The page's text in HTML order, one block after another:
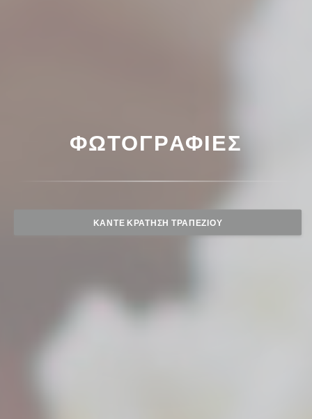
ΦΩΤΟΓΡΑΦΊΕΣ
ΚΆΝΤΕ ΚΡΆΤΗΣΗ ΤΡΑΠΕΖΙΟΎ